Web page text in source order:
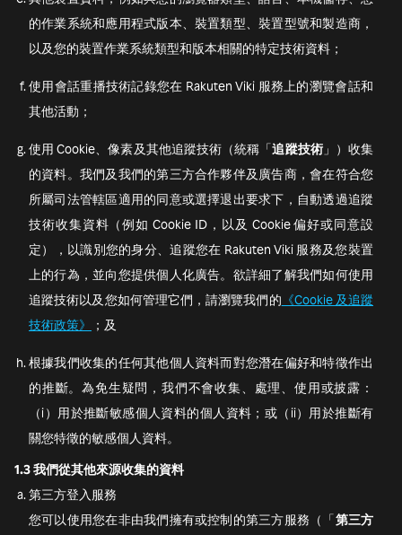
的作業系統和應用程式版本、裝置類型、裝置型號和製造商，
以及您的裝置作業系統類型和版本相關的特定技術資料；
使用會話重播技術記錄您在 Rakuten Viki 服務上的瀏覽會話和
其他活動；
使用 Cookie、像素及其他追蹤技術（統稱「追蹤技術」）收集
的資料。我們及我們的第三方合作夥伴及廣告商，會在符合您
所屬司法管轄區適用的同意或選擇退出要求下，自動透過追蹤
技術收集資料（例如 Cookie ID，以及 Cookie 偏好或同意設
定），以識別您的身分、追蹤您在 Rakuten Viki 服務及您裝置
上的行為，並向您提供個人化廣告。欲詳細了解我們如何使用
追蹤技術以及您如何管理它們，請瀏覽我們的 《Cookie 及追蹤
技術政策》
；及
根據我們收集的任何其他個人資料而對您潛在偏好和特徵作出
的推斷。為免生疑問，我們不會收集、處理、使用或披露：
（i）用於推斷敏感個人資料的個人資料；或（ii）用於推斷有
關您特徵的敏感個人資料。
1.3我們從其他來源收集的資料
第三方登入服務
您可以使用您在非由我們擁有或控制的第三方服務（「第三方